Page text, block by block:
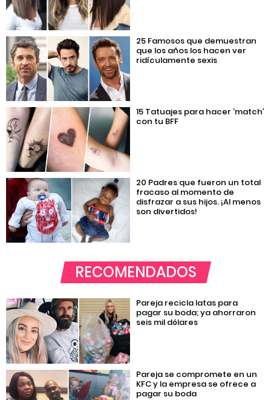
25 Famosos que demuestran
que los años los hacen ver
ridículamente sexis
15 Tatuajes para hacer ‘match’
con tu BFF
20 Padres que fueron un total
fracaso al momento de
disfrazar a sus hijos. ¡Al menos
son divertidos!
RECOMENDADOS
Pareja recicla latas para
pagar su boda; ya ahorraron
seis mil dólares
Pareja se compromete en un
KFC y la empresa se ofrece a
pagar su boda